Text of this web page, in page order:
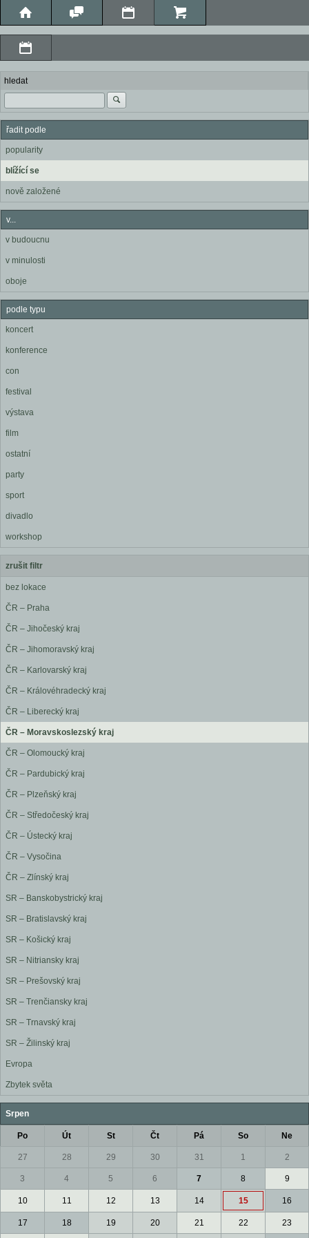
hledat
řadit podle
popularity
blížící se
nově založené
v...
v budoucnu
v minulosti
oboje
podle typu
koncert
konference
con
festival
výstava
film
ostatní
party
sport
divadlo
workshop
zrušit filtr
bez lokace
ČR – Praha
ČR – Jihočeský kraj
ČR – Jihomoravský kraj
ČR – Karlovarský kraj
ČR – Královéhradecký kraj
ČR – Liberecký kraj
ČR – Moravskoslezský kraj
ČR – Olomoucký kraj
ČR – Pardubický kraj
ČR – Plzeňský kraj
ČR – Středočeský kraj
ČR – Ústecký kraj
ČR – Vysočina
ČR – Zlínský kraj
SR – Banskobystrický kraj
SR – Bratislavský kraj
SR – Košický kraj
SR – Nitriansky kraj
SR – Prešovský kraj
SR – Trenčiansky kraj
SR – Trnavský kraj
SR – Žilinský kraj
Evropa
Zbytek světa
Srpen
Po Út St Čt Pá So Ne
27 28 29 30 31 1 2
3 4 5 6 7 8 9
10 11 12 13 14 15 16
17 18 19 20 21 22 23